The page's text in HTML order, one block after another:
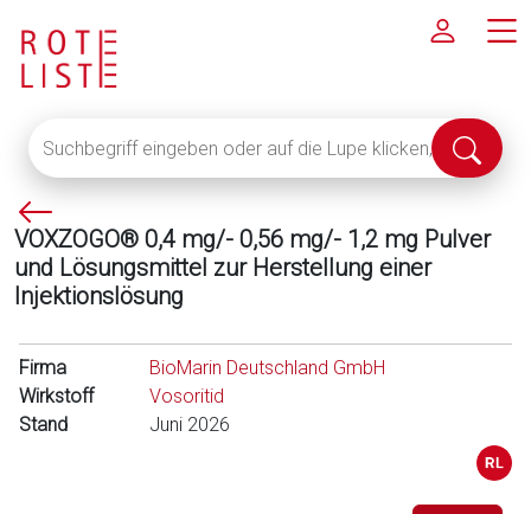
eingeben
oder
auf
die
Lupe
klicken,
alle
Fachinformationen
anzuzeigen
Suche
P
f
e
i
l
i
n
k
VOXZOGO® 0,4 mg/- 0,56 mg/- 1,2 mg Pulver
und Lösungsmittel zur Herstellung einer
Injektionslösung
Firma
BioMarin Deutschland GmbH
Wirkstoff
Vosoritid
Stand
Juni 2026